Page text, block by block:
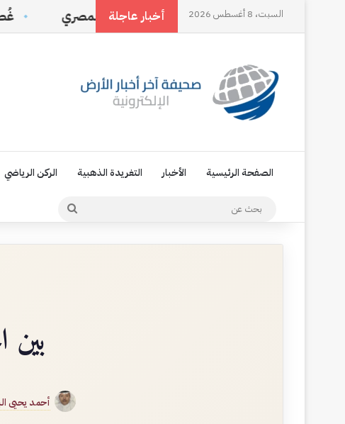
السبت، 8 أغسطس 2026 أخبار عاجلة القوة إلى فعل ‏العامل المصري غُصن حبق
الصفحة الرئيسية الأخبار التغريدة الذهبية الركن الرياضي
بحث
بين
أحمد يحيى